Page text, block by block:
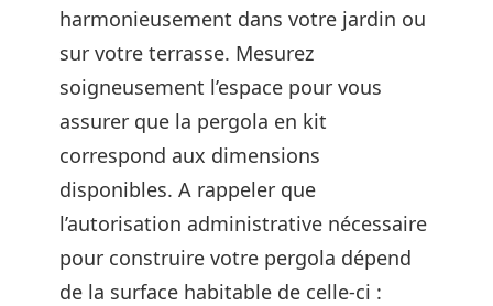
harmonieusement dans votre jardin ou
sur votre terrasse. Mesurez
soigneusement l’espace pour vous
assurer que la pergola en kit
correspond aux dimensions
disponibles. A rappeler que
l’autorisation administrative nécessaire
pour construire votre pergola dépend
de la surface habitable de celle-ci :